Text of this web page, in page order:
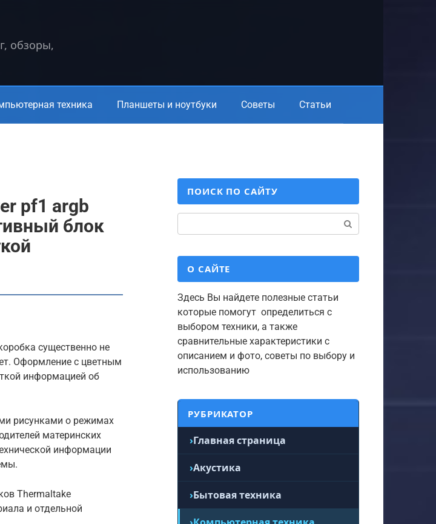
обзоры,
техника Планшеты и ноутбуки Советы Статьи
pf1 argb
блок
существенно не
Оформление с цветным
информацией об
рисунками о режимах
материнских
информации
Thermaltake
и отдельной
ПОИСК ПО САЙТУ
О САЙТЕ
Здесь Вы найдете полезные статьи
которые помогут определиться с
выбором техники, а также
сравнительные характеристики с
описанием и фото, советы по выбору и
использованию
РУБРИКАТОР
Главная страница
Акустика
Бытовая техника